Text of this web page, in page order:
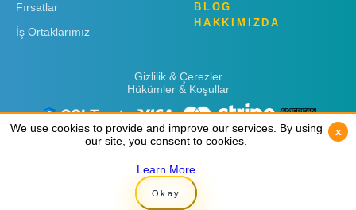
Fırsatlar
İş Ortaklarımız
BLOG
HAKKIMIZDA
Gizlilik & Çerezler
Hükümler & Koşullar
Copyright © 2019 Rent 'n Connect
We use cookies to provide and improve our services. By using
our site, you consent to cookies.
Learn More
Okay
x
We use cookies to provide and improve our services. By using
our site, you consent to cookies.
Learn More
Okay
x